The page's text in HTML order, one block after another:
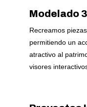
Modelado
Recreamos
permitiendo un
atractivo al
visores